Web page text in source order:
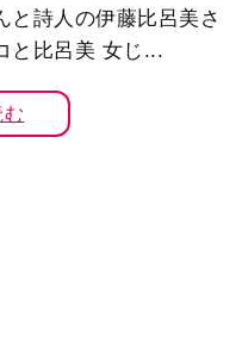
と詩人の伊藤比呂美さ
と比呂美 女じ...